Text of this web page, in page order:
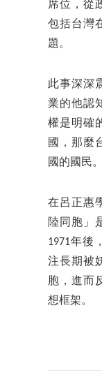
席位，從
包括台灣
題。
此事深深
業的他認
權是明確
國，那麼
國的國民。
在呂正惠
陸同胞」
1971年後
注長期被
胞，進而
想框架。